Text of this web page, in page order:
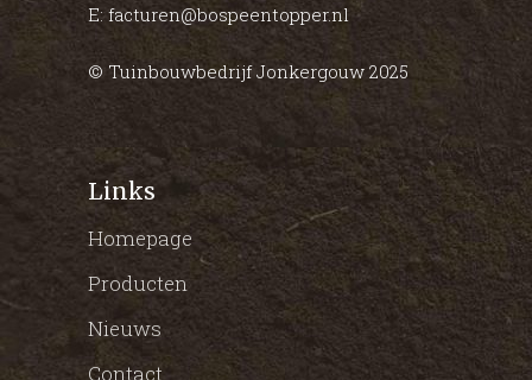
E: facturen@bospeentopper.nl
© Tuinbouwbedrijf Jonkergouw 2025
Links
Homepage
Producten
Nieuws
Contact